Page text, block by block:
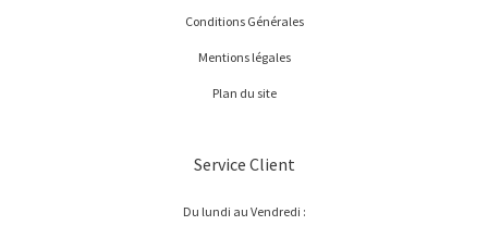
Conditions Générales
Mentions légales
Plan du site
Service Client
Du lundi au Vendredi :